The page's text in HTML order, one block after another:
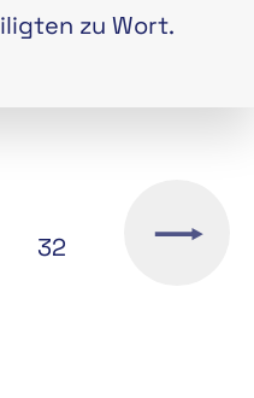
zu Wort.
32